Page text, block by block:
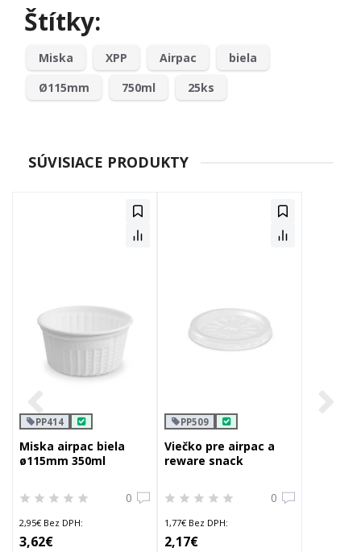
Štítky:
Miska XPP Airpac
biela
Ø115mm
750ml 25ks
SÚVISIACE PRODUKTY
PP414
Miska airpac biela
ø115mm 350ml
0
2,95€ Bez DPH:
3,62€
PP509
Viečko pre airpac a
reware snack
0
1,77€ Bez DPH:
2,17€